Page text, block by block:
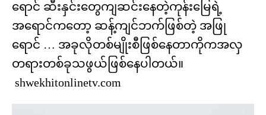
ရောင် ဆီးနှင်းတွေကျဆင်းနေတဲ့ကုန်းမြေရဲ့
အရောင်ကတော့ ဆန့်ကျင်ဘက်ဖြစ်တဲ့ အဖြု
ရောင် … အခုလိုတစ်မျိုးစီဖြစ်နေတာကိုကအလှ
တရားတစ်ခုသဖွယ်ဖြစ်နေပါတယ်။
shwekhitonlinetv.com